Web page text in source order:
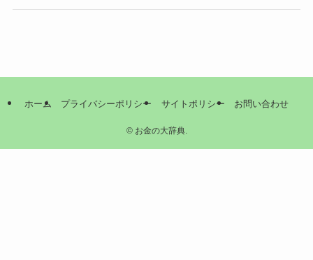
ホーム プライバシーポリシー サイトポリシー お問い合わせ
©お金の大辞典.